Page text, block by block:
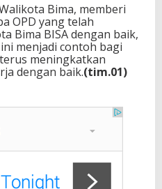
Bima, memberi
OPD yang telah
Bima BISA dengan baik,
menjadi contoh bagi
meningkatkan
dengan baik.(tim.01)